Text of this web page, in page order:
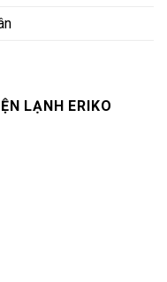
LẠNH ERIKO